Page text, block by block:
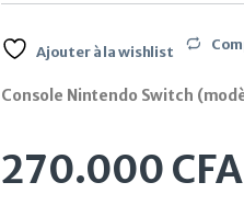
Ajouter à la wishlist
Console Nintendo Switch
270.000 CFA